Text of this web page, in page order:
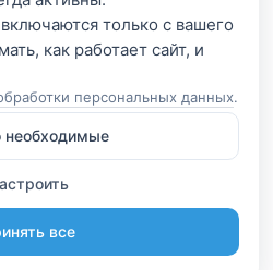
только с вашего
как работает сайт, и
персональных данных.
необходимые
все